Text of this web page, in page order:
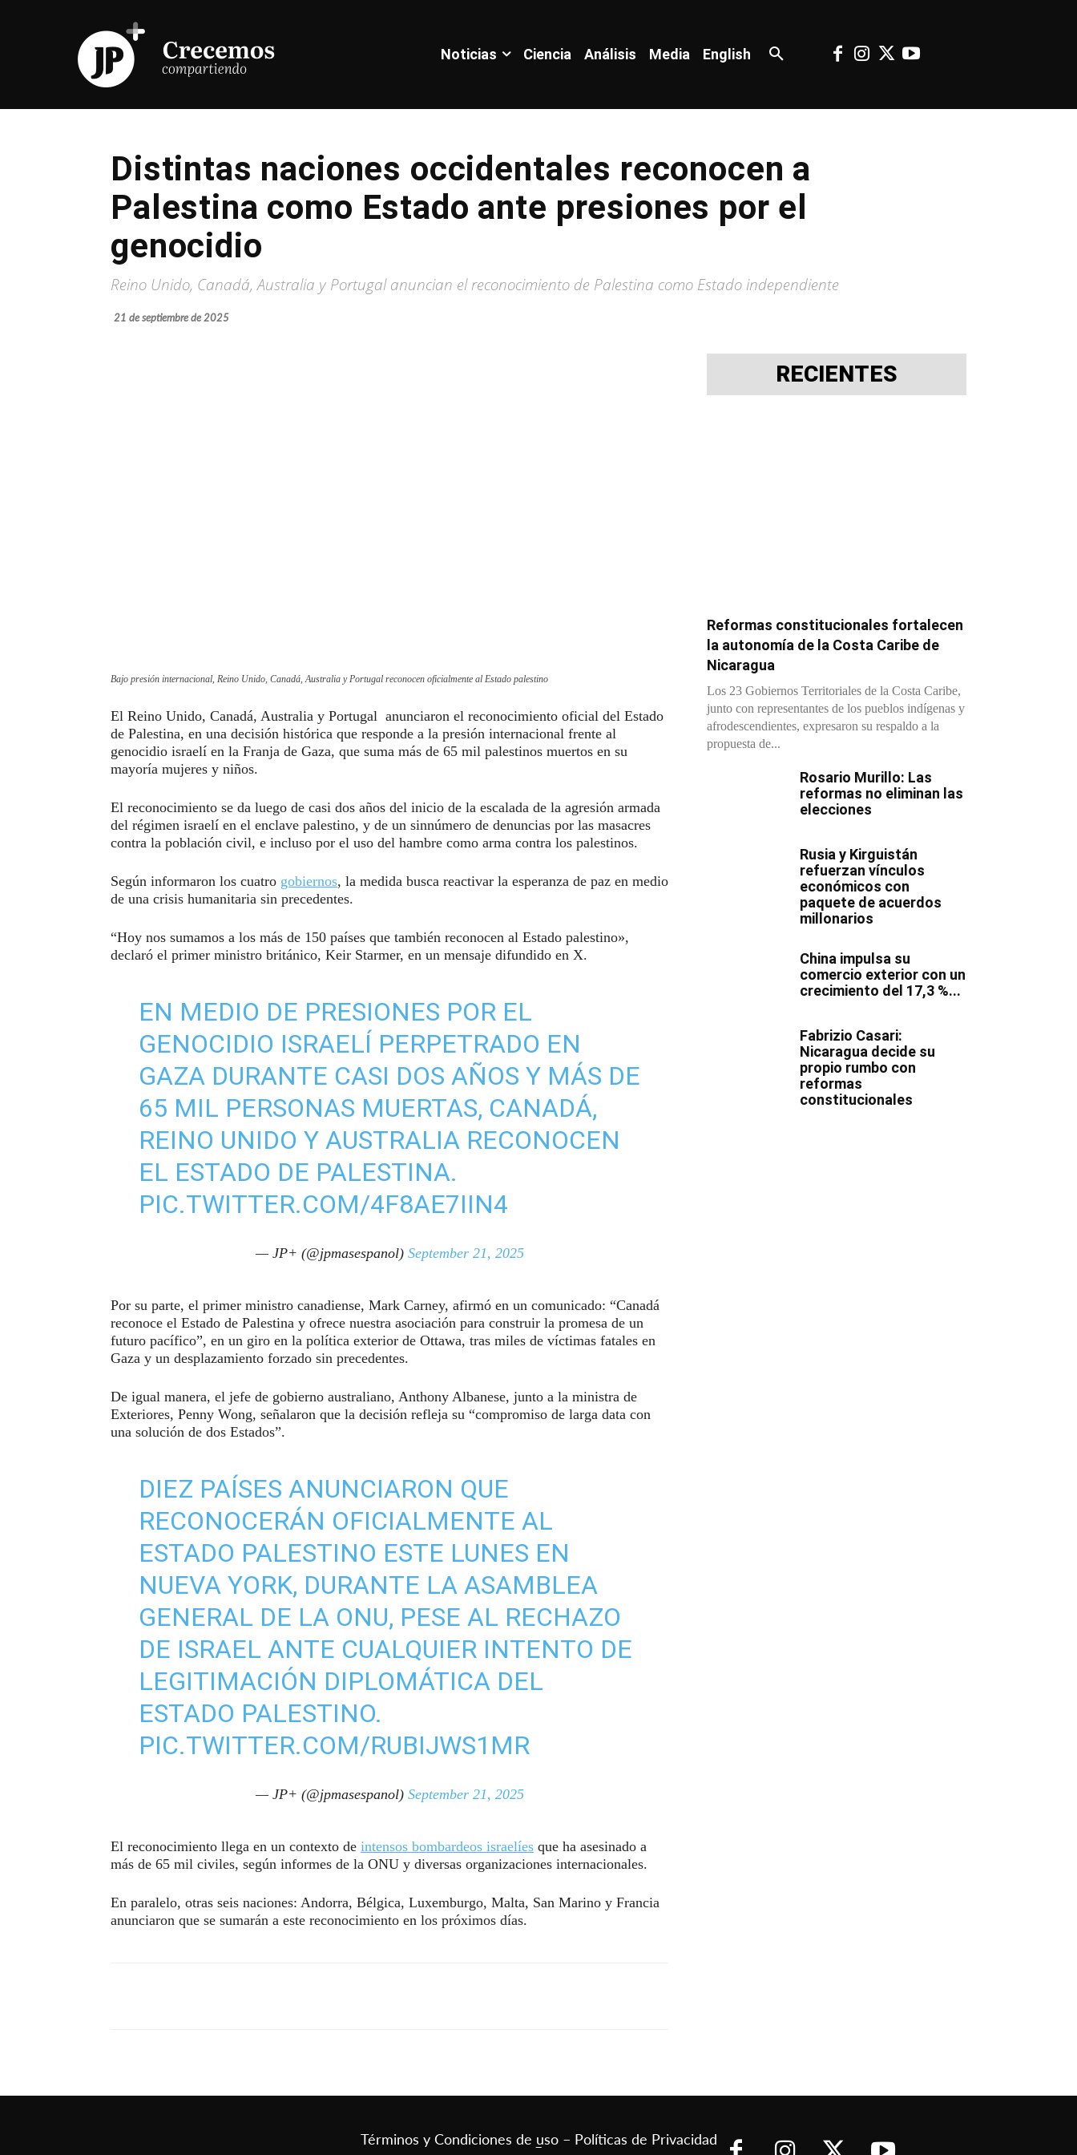
Noticias Ciencia Análisis Media English
Distintas naciones occidentales reconocen a
Palestina como Estado ante presiones por el
genocidio
Reino Unido, Canadá, Australia y Portugal anuncian el reconocimiento de Palestina como Estado independiente
21 de septiembre de 2025
Bajo presión internacional, Reino Unido, Canadá, Australia y Portugal reconocen oficialmente al Estado palestino
El Reino Unido, Canadá, Australia y Portugal anunciaron el reconocimiento oficial del Estado
de Palestina, en una decisión histórica que responde a la presión internacional frente al
genocidio israelí en la Franja de Gaza, que suma más de 65 mil palestinos muertos en su
mayoría mujeres y niños.
El reconocimiento se da luego de casi dos años del inicio de la escalada de la agresión armada
del régimen israelí en el enclave palestino, y de un sinnúmero de denuncias por las masacres
contra la población civil, e incluso por el uso del hambre como arma contra los palestinos.
Según informaron los cuatro gobiernos, la medida busca reactivar la esperanza de paz en medio
de una crisis humanitaria sin precedentes.
“Hoy nos sumamos a los más de 150 países que también reconocen al Estado palestino»,
declaró el primer ministro británico, Keir Starmer, en un mensaje difundido en X.
EN MEDIO DE PRESIONES POR EL
GENOCIDIO ISRAELÍ PERPETRADO EN
GAZA DURANTE CASI DOS AÑOS Y MÁS DE
65 MIL PERSONAS MUERTAS, CANADÁ,
REINO UNIDO Y AUSTRALIA RECONOCEN
EL ESTADO DE PALESTINA.
PIC.TWITTER.COM/4F8AE7IIN4
— JP+ (@jpmasespanol) September 21, 2025
Por su parte, el primer ministro canadiense, Mark Carney, afirmó en un comunicado: “Canadá
reconoce el Estado de Palestina y ofrece nuestra asociación para construir la promesa de un
futuro pacífico”, en un giro en la política exterior de Ottawa, tras miles de víctimas fatales en
Gaza y un desplazamiento forzado sin precedentes.
De igual manera, el jefe de gobierno australiano, Anthony Albanese, junto a la ministra de
Exteriores, Penny Wong, señalaron que la decisión refleja su “compromiso de larga data con
una solución de dos Estados”.
DIEZ PAÍSES ANUNCIARON QUE
RECONOCERÁN OFICIALMENTE AL
ESTADO PALESTINO ESTE LUNES EN
NUEVA YORK, DURANTE LA ASAMBLEA
GENERAL DE LA ONU, PESE AL RECHAZO
DE ISRAEL ANTE CUALQUIER INTENTO DE
LEGITIMACIÓN DIPLOMÁTICA DEL
ESTADO PALESTINO.
PIC.TWITTER.COM/RUBIJWS1MR
— JP+ (@jpmasespanol) September 21, 2025
El reconocimiento llega en un contexto de intensos bombardeos israelíes que ha asesinado a
más de 65 mil civiles, según informes de la ONU y diversas organizaciones internacionales.
En paralelo, otras seis naciones: Andorra, Bélgica, Luxemburgo, Malta, San Marino y Francia
anunciaron que se sumarán a este reconocimiento en los próximos días.
RECIENTES
Reformas constitucionales fortalecen
la autonomía de la Costa Caribe de
Nicaragua
Los 23 Gobiernos Territoriales de la Costa Caribe,
junto con representantes de los pueblos indígenas y
afrodescendientes, expresaron su respaldo a la
propuesta de...
Rosario Murillo: Las
reformas no eliminan las
elecciones
Rusia y Kirguistán
refuerzan vínculos
económicos con
paquete de acuerdos
millonarios
China impulsa su
comercio exterior con un
crecimiento del 17,3 %...
Fabrizio Casari:
Nicaragua decide su
propio rumbo con
reformas
constitucionales
Términos y Condiciones de uso – Políticas de Privacidad
–